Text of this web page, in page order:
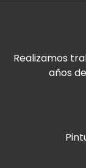
Realizamos
años